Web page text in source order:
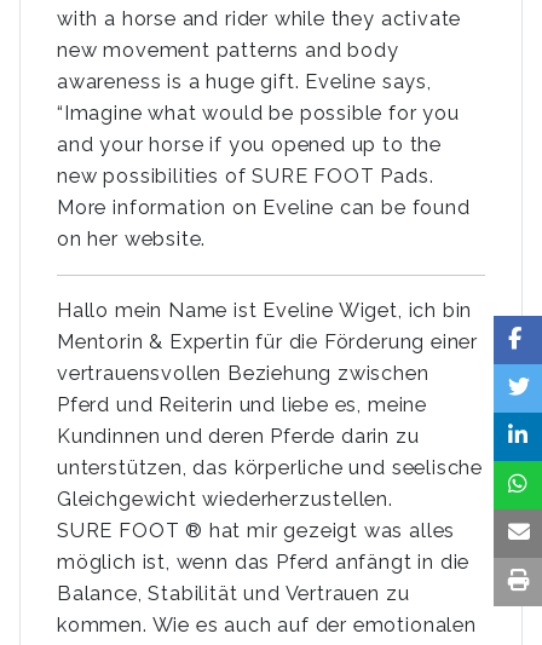
with a horse and rider while they activate
new movement patterns and body
awareness is a huge gift. Eveline says,
“Imagine what would be possible for you
and your horse if you opened up to the
new possibilities of SURE FOOT Pads.
More information on Eveline can be found
on her website.
Hallo mein Name ist Eveline Wiget, ich bin
Mentorin & Expertin für die Förderung einer
vertrauensvollen Beziehung zwischen
Pferd und Reiterin und liebe es, meine
Kundinnen und deren Pferde darin zu
unterstützen, das körperliche und seelische
Gleichgewicht wiederherzustellen.
SURE FOOT ® hat mir gezeigt was alles
möglich ist, wenn das Pferd anfängt in die
Balance, Stabilität und Vertrauen zu
kommen. Wie es auch auf der emotionalen